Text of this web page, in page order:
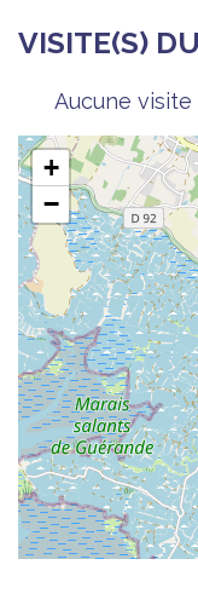
VISITE(S)
Aucune
+
−